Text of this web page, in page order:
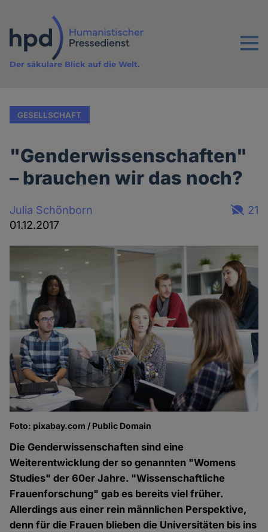
Inhalt
Menu
Der säkulare Blick auf die Welt.
GESELLSCHAFT
"Genderwissenschaften"
– brauchen wir das noch?
Julia Schönborn
01.12.2017
21
Foto: pixabay.com / Public Domain
Die Genderwissenschaften sind eine
Weiterentwicklung der so genannten "Womens
Studies" der 60er Jahre. "Wissenschaftliche
Frauenforschung" gab es bereits viel früher.
Allerdings aus einer rein männlichen Perspektive,
denn für die Frauen blieben die Universitäten bis ins